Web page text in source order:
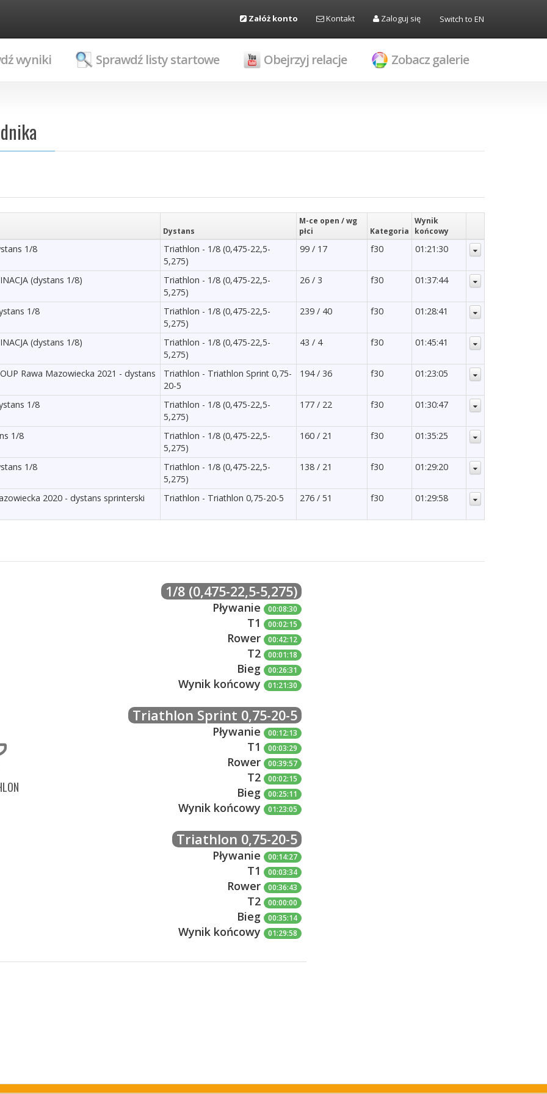
Załóż konto Kontakt Zaloguj się Switch to EN
wyniki Sprawdź listy startowe Obejrzyj relacje Zobacz galerie
Dystans
M-ce open / wg
płci
Kategoria
Wynik
końcowy
1/8
Triathlon - 1/8 (0,475-22,5-
5,275)
99 / 17 f30 01:21:30
(dystans 1/8)
Triathlon - 1/8 (0,475-22,5-
5,275)
26 / 3 f30 01:37:44
1/8
Triathlon - 1/8 (0,475-22,5-
5,275)
239 / 40 f30 01:28:41
(dystans 1/8)
Triathlon - 1/8 (0,475-22,5-
5,275)
43 / 4 f30 01:45:41
Rawa Mazowiecka 2021 - dystans
Triathlon - Triathlon Sprint 0,75-
20-5
194 / 36 f30 01:23:05
1/8
Triathlon - 1/8 (0,475-22,5-
5,275)
177 / 22 f30 01:30:47
1/8
Triathlon - 1/8 (0,475-22,5-
5,275)
160 / 21 f30 01:35:25
1/8
Triathlon - 1/8 (0,475-22,5-
5,275)
138 / 21 f30 01:29:20
2020 - dystans sprinterski Triathlon - Triathlon 0,75-20-5 276 / 51 f30 01:29:58
1/8 (0,475-22,5-5,275)
Pływanie 00:08:30
T1 00:02:15
Rower 00:42:12
T2 00:01:18
Bieg 00:26:31
Wynik końcowy 01:21:30
Triathlon Sprint 0,75-20-5
Pływanie 00:12:13
T1 00:03:29
Rower 00:39:57
T2 00:02:15
Bieg 00:25:11
Wynik końcowy 01:23:05
Triathlon 0,75-20-5
Pływanie 00:14:27
T1 00:03:34
Rower 00:36:43
T2 00:00:00
Bieg 00:35:14
Wynik końcowy 01:29:58